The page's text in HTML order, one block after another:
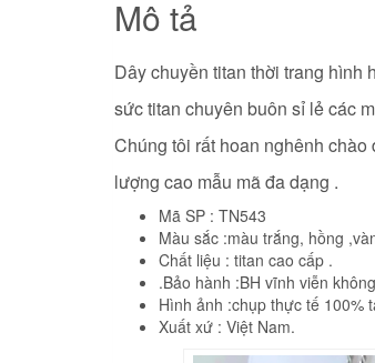
Mô tả
Dây chuyền titan thời trang hình
sức titan chuyên buôn sỉ lẻ các
Chúng tôi rất hoan nghênh
lượng cao mẫu mã đa dạng .
Mã SP : TN543
Màu sắc :màu trắng, hồng
Chất liệu : titan cao cấp .
.Bảo hành :BH vĩnh viễn
Hình ảnh :chụp thực tế 100%
Xuất xứ : Việt Nam.